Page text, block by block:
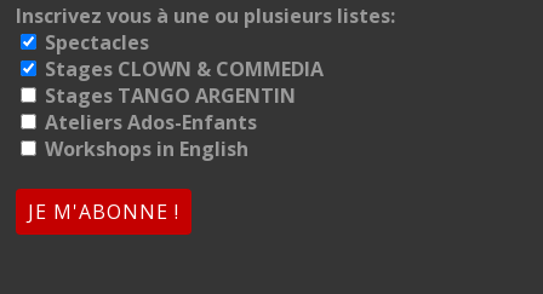
Inscrivez vous à une ou plusieurs listes:
Spectacles
Stages CLOWN & COMMEDIA
Stages TANGO ARGENTIN
Ateliers Ados-Enfants
Workshops in English